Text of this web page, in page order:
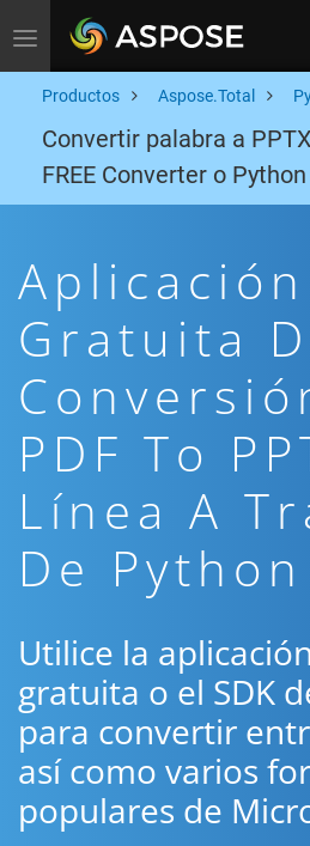
Toggle navigation
Productos Aspose.Total
Convertir palabra a
FREE Converter o
Aplicación
Gratuita
PDF To
Línea A
De Python
Utilice la
gratuita o el SDK
para convertir
así como varios
populares de